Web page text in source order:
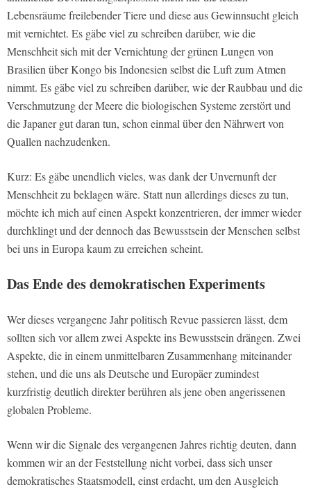
Lebensräume freilebender Tiere und diese aus Gewinnsucht gleich
mit vernichtet. Es gäbe viel zu schreiben darüber, wie die
Menschheit sich mit der Vernichtung der grünen Lungen von
Brasilien über Kongo bis Indonesien selbst die Luft zum Atmen
nimmt. Es gäbe viel zu schreiben darüber, wie der Raubbau und die
Verschmutzung der Meere die biologischen Systeme zerstört und
die Japaner gut daran tun, schon einmal über den Nährwert von
Quallen nachzudenken.
Kurz: Es gäbe unendlich vieles, was dank der Unvernunft der
Menschheit zu beklagen wäre. Statt nun allerdings dieses zu tun,
möchte ich mich auf einen Aspekt konzentrieren, der immer wieder
durchklingt und der dennoch das Bewusstsein der Menschen selbst
bei uns in Europa kaum zu erreichen scheint.
Das Ende des demokratischen Experiments
Wer dieses vergangene Jahr politisch Revue passieren lässt, dem
sollten sich vor allem zwei Aspekte ins Bewusstsein drängen. Zwei
Aspekte, die in einem unmittelbaren Zusammenhang miteinander
stehen, und die uns als Deutsche und Europäer zumindest
kurzfristig deutlich direkter berühren als jene oben angerissenen
globalen Probleme.
Wenn wir die Signale des vergangenen Jahres richtig deuten, dann
kommen wir an der Feststellung nicht vorbei, dass sich unser
demokratisches Staatsmodell, einst erdacht, um den Ausgleich